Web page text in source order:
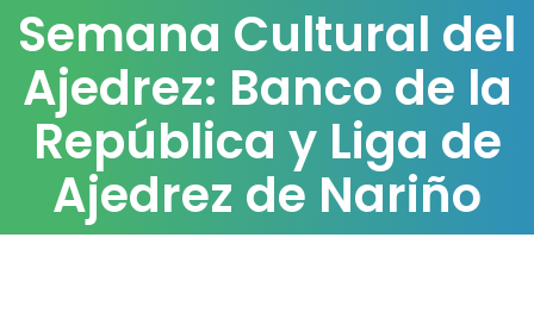
Semana Cultural del
Ajedrez: Banco de la
República y Liga de
Ajedrez de Nariño